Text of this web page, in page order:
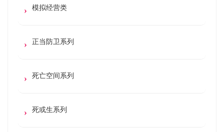
模拟经营类
正当防卫系列
死亡空间系列
死或生系列